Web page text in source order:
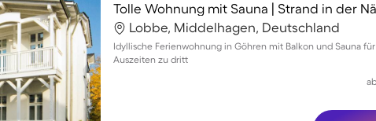
Tolle Wohnung mit Sauna | Strand in der
Lobbe, Middelhagen, Deutschland
Idyllische Ferienwohnung in Göhren mit Balkon und Sauna
Auszeiten zu dritt
ab